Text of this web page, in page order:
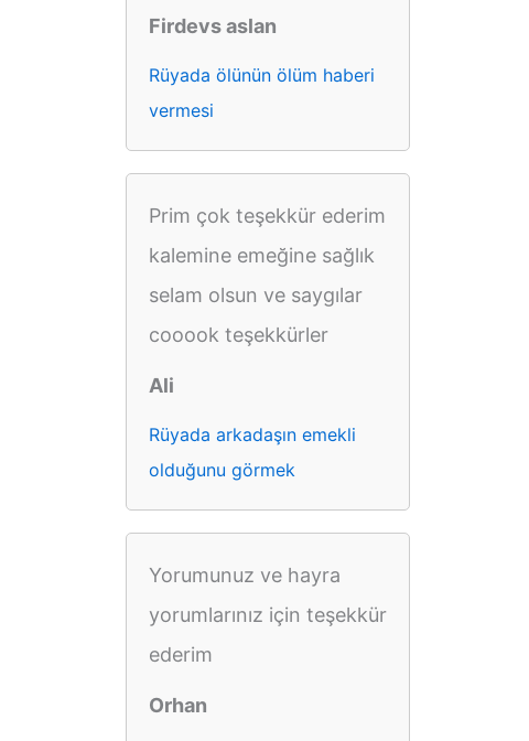
Firdevs aslan
Rüyada ölünün ölüm haberi
vermesi
Prim çok teşekkür ederim
kalemine emeğine sağlık
selam olsun ve saygılar
cooook teşekkürler
Ali
Rüyada arkadaşın emekli
olduğunu görmek
Yorumunuz ve hayra
yorumlarınız için teşekkür
ederim
Orhan